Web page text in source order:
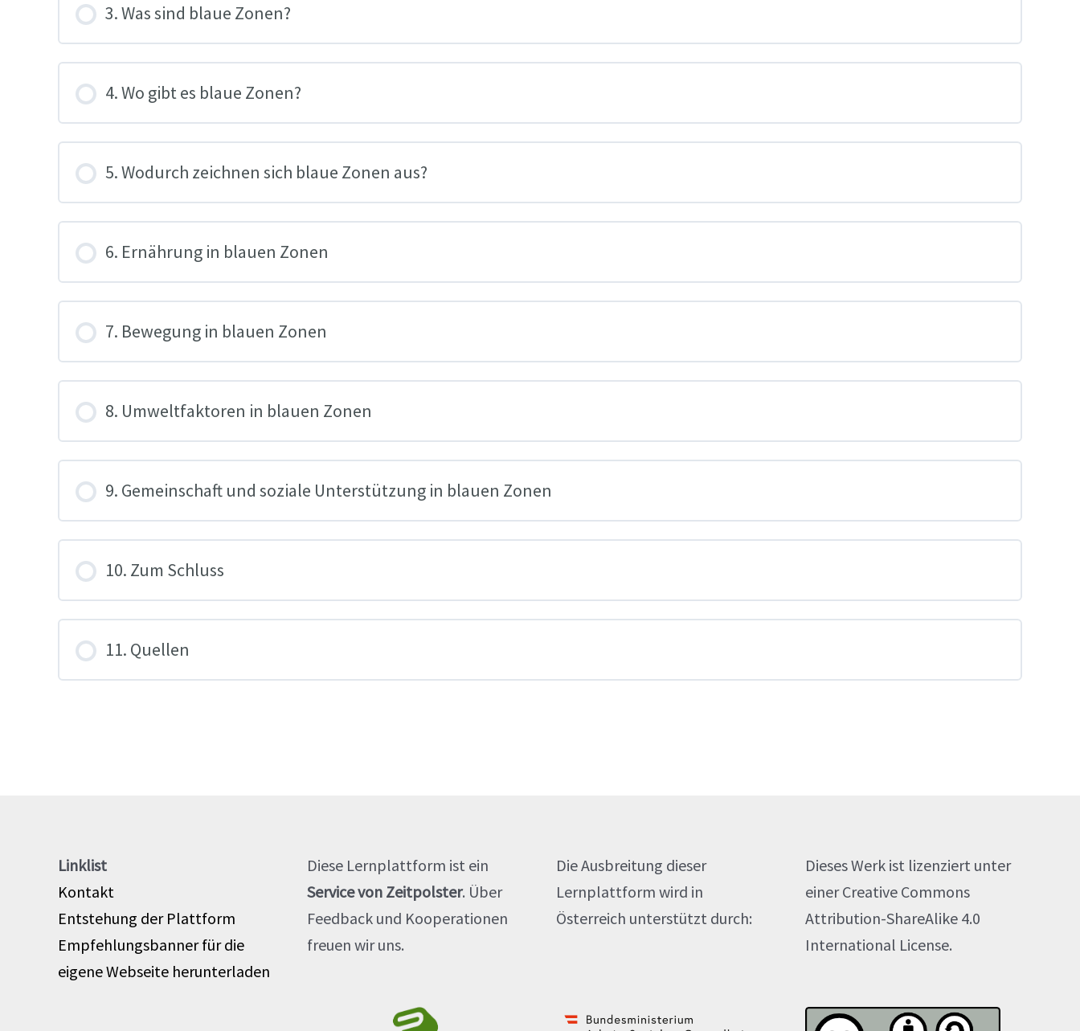
3. Was sind blaue Zonen?
4. Wo gibt es blaue Zonen?
5. Wodurch zeichnen sich blaue Zonen aus?
6. Ernährung in blauen Zonen
7. Bewegung in blauen Zonen
8. Umweltfaktoren in blauen Zonen
9. Gemeinschaft und soziale Unterstützung in blauen Zonen
10. Zum Schluss
11. Quellen
Linklist
Kontakt
Entstehung der Plattform
Empfehlungsbanner für die
eigene Webseite herunterladen
Diese Lernplattform ist ein
Service von Zeitpolster. Über
Feedback und Kooperationen
freuen wir uns.
Die Ausbreitung dieser
Lernplattform wird in
Österreich unterstützt durch:
Dieses Werk ist lizenziert unter
einer Creative Commons
Attribution-ShareAlike 4.0
International License.